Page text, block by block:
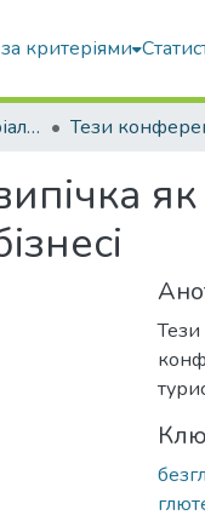
критеріями
Конференції та матеріали конференцій Тези
Тези